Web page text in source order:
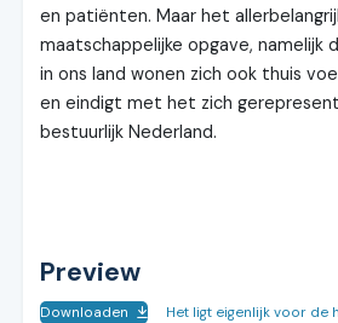
en patiënten. Maar het
maatschappelijke opgave, namelijk
in ons land wonen zich ook thuis
en eindigt met het zich
bestuurlijk Nederland.
Preview
Het ligt eigenlijk voor de
Downloaden